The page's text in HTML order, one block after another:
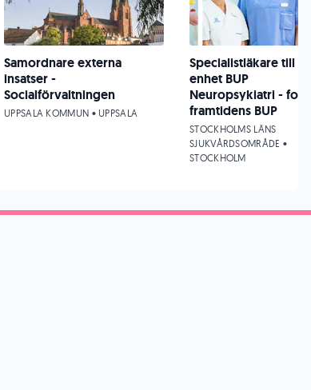
Samordnare externa
insatser -
Socialförvaltningen
UPPSALA KOMMUN • UPPSALA
Specialistläkare till
enhet BUP
Neuropsykiatri -
framtidens BUP
STOCKHOLMS LÄNS
SJUKVÅRDSOMRÅDE •
STOCKHOLM